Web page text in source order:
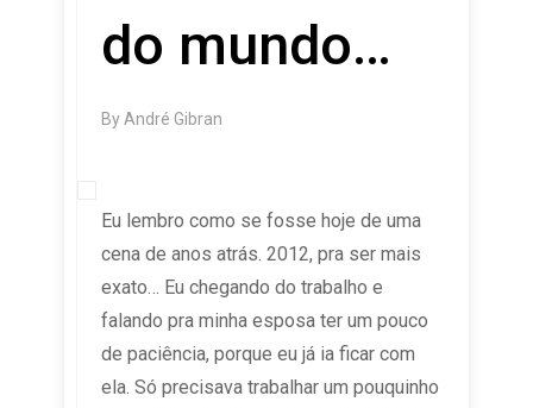
do mundo…
By André Gibran
Eu lembro como se fosse hoje de uma
cena de anos atrás. 2012, pra ser mais
exato… Eu chegando do trabalho e
falando pra minha esposa ter um pouco
de paciência, porque eu já ia ficar com
ela. Só precisava trabalhar um pouquinho